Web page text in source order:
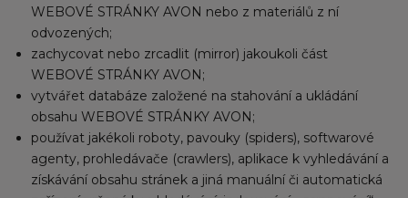
WEBOVÉ STRÁNKY AVON nebo z materiálů z ní
odvozených;
zachycovat nebo zrcadlit (mirror) jakoukoli část
WEBOVÉ STRÁNKY AVON;
vytvářet databáze založené na stahování a ukládání
obsahu WEBOVÉ STRÁNKY AVON;
používat jakékoli roboty, pavouky (spiders), softwarové
agenty, prohledávače (crawlers), aplikace k vyhledávání a
získávání obsahu stránek a jiná manuální či automatická